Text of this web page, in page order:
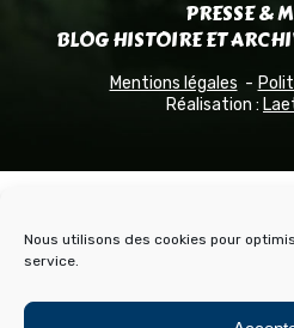
Nous utilisons des cookies pour
service.
PRESSE &
BLOG HISTOIRE ET
Mentions légales
Réalisation :